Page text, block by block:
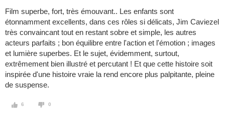
Film superbe, fort, très émouvant.. Les enfants sont
étonnamment excellents, dans ces rôles si délicats, Jim Caviezel
très convaincant tout en restant sobre et simple, les autres
acteurs parfaits ; bon équilibre entre l'action et l'émotion ; images
et lumière superbes. Et le sujet, évidemment, surtout,
extrêmement bien illustré et percutant ! Et que cette histoire soit
inspirée d'une histoire vraie la rend encore plus palpitante, pleine
de suspense.
6 0